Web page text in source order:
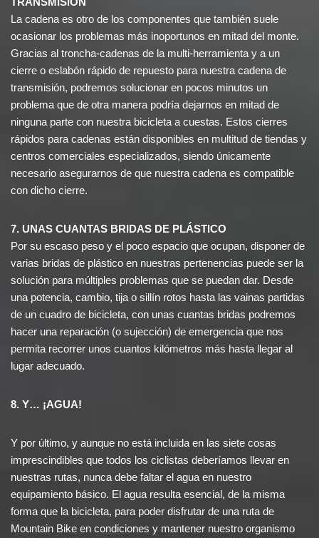
La cadena es otro de los componentes que también suele
ocasionar los problemas más inoportunos en mitad del monte.
Gracias al troncha-cadenas de la multi-herramienta y a un
cierre o eslabón rápido de repuesto para nuestra cadena de
transmisión, podremos solucionar en pocos minutos un
problema que de otra manera podría dejarnos en mitad de
ninguna parte con nuestra bicicleta a cuestas. Estos cierres
rápidos para cadenas están disponibles en multitud de tiendas y
centros comerciales especializados, siendo únicamente
necesario asegurarnos de que nuestra cadena es compatible
con dicho cierre.
7. UNAS CUANTAS BRIDAS DE PLÁSTICO
Por su escaso peso y el poco espacio que ocupan, disponer de
varias bridas de plástico en nuestras pertenencias puede ser la
solución para múltiples problemas que se puedan dar. Desde
una potencia, cambio, tija o sillín rotos hasta las vainas partidas
de un cuadro de bicicleta, con unas cuantas bridas podremos
hacer una reparación (o sujección) de emergencia que nos
permita recorrer unos cuantos kilómetros más hasta llegar al
lugar adecuado.
8. Y… ¡AGUA!
Y por último, y aunque no está incluida en las siete cosas
imprescindibles que todos los ciclistas deberíamos llevar en
nuestras rutas, nunca debe faltar el agua en nuestro
equipamiento básico. El agua resulta esencial, de la misma
forma que la bicicleta, para poder disfrutar de una ruta de
Mountain Bike en condiciones y mantener nuestro organismo